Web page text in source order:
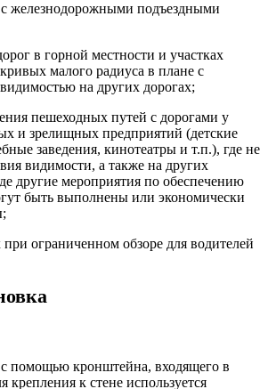
с железнодорожными подъездными
в горной местности и участках
малого радиуса в плане с
на других дорогах;
пешеходных путей с дорогами у
и зрелищных предприятий (детские
заведения, кинотеатры и т.п.), где не
видимости, а также на других
другие мероприятия по обеспечению
быть выполнены или экономически
при ограниченном обзоре для водителей
помощью кронштейна, входящего в
крепления к стене используется